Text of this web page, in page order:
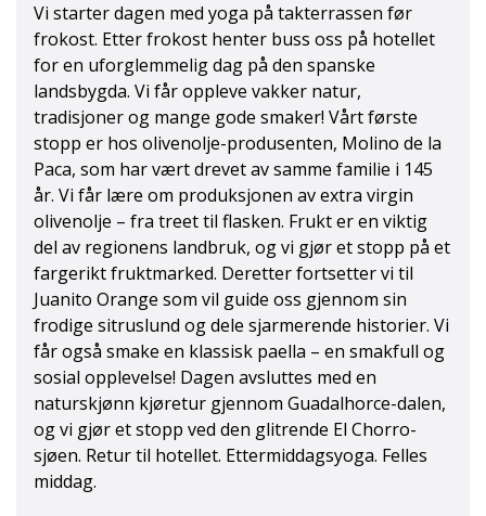
Vi starter dagen med yoga på takterrassen før
frokost. Etter frokost henter buss oss på hotellet
for en uforglemmelig dag på den spanske
landsbygda. Vi får oppleve vakker natur,
tradisjoner og mange gode smaker! Vårt første
stopp er hos olivenolje-produsenten, Molino de la
Paca, som har vært drevet av samme familie i 145
år. Vi får lære om produksjonen av extra virgin
olivenolje – fra treet til flasken. Frukt er en viktig
del av regionens landbruk, og vi gjør et stopp på et
fargerikt fruktmarked. Deretter fortsetter vi til
Juanito Orange som vil guide oss gjennom sin
frodige sitruslund og dele sjarmerende historier. Vi
får også smake en klassisk paella – en smakfull og
sosial opplevelse! Dagen avsluttes med en
naturskjønn kjøretur gjennom Guadalhorce-dalen,
og vi gjør et stopp ved den glitrende El Chorro-
sjøen. Retur til hotellet. Ettermiddagsyoga. Felles
middag.